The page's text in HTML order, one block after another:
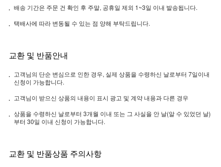
배송 기간은 주문 건 확인 후 주말, 공휴일 제외 1~3일 이내 발송됩니다.
택배사에 따라 변동될 수 있는 점 양해 부탁드립니다.
교환 및 반품안내
고객님의 단순 변심으로 인한 경우, 실제 상품을 수령하신 날로부터 7일이내
신청이 가능합니다.
고객님이 받으신 상품의 내용이 표시 광고 및 계약 내용과 다른 경우
상품을 수령하신 날로부터 3개월 이내 또는 그 사실을 안 날(알 수 있었던 날)
부터 30일 이내 신청이 가능합니다.
교환 및 반품상품 주의사항